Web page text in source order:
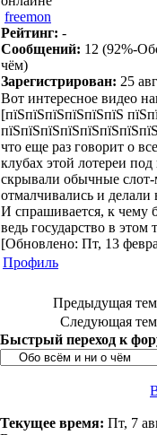
freemon
Рейтинг: -
Сообщений: 12 (92%-
чём)
Зарегистрирован: 25
Вот интересное видео
[пїЅпїЅпїЅпїЅпїЅпїЅ
что еще раз говорит о
клубах этой лотереи
скрывали обычные
отмалчивались и
И спрашивается, к чему
ведь государство в
[Обновлено: Пт, 13
Профиль
Предыдущая
Следующая
Быстрый переход к
Текущее время: Пт, 7